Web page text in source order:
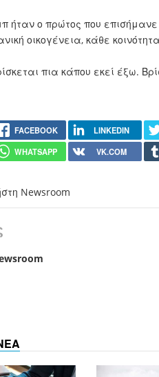
ήταν ο πρώτος που επισήμανε
οικογένεια, κάθε
πια κάπου εκεί έξω.
FACEBOOK LINKEDIN
WHATSAPP VK.COM
Newsroom